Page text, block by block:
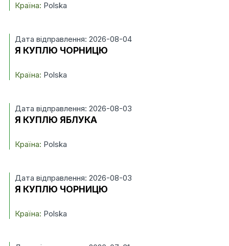
Країна: Polska
Дата відправлення: 2026-08-04
Я КУПЛЮ ЧОРНИЦЮ
Країна: Polska
Дата відправлення: 2026-08-03
Я КУПЛЮ ЯБЛУКА
Країна: Polska
Дата відправлення: 2026-08-03
Я КУПЛЮ ЧОРНИЦЮ
Країна: Polska